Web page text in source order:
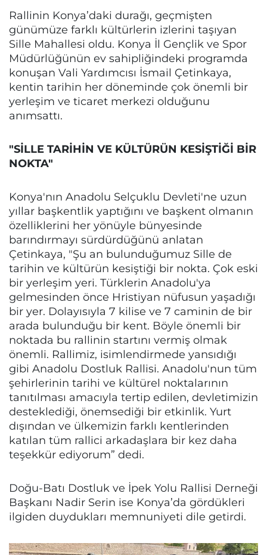
Rallinin Konya’daki durağı, geçmişten
günümüze farklı kültürlerin izlerini taşıyan
Sille Mahallesi oldu. Konya İl Gençlik ve Spor
Müdürlüğünün ev sahipliğindeki programda
konuşan Vali Yardımcısı İsmail Çetinkaya,
kentin tarihin her döneminde çok önemli bir
yerleşim ve ticaret merkezi olduğunu
anımsattı.
"SİLLE TARİHİN VE KÜLTÜRÜN KESİŞTİĞİ BİR
NOKTA"
Konya'nın Anadolu Selçuklu Devleti'ne uzun
yıllar başkentlik yaptığını ve başkent olmanın
özelliklerini her yönüyle bünyesinde
barındırmayı sürdürdüğünü anlatan
Çetinkaya, "Şu an bulunduğumuz Sille de
tarihin ve kültürün kesiştiği bir nokta. Çok eski
bir yerleşim yeri. Türklerin Anadolu'ya
gelmesinden önce Hristiyan nüfusun yaşadığı
bir yer. Dolayısıyla 7 kilise ve 7 caminin de bir
arada bulunduğu bir kent. Böyle önemli bir
noktada bu rallinin startını vermiş olmak
önemli. Rallimiz, isimlendirmede yansıdığı
gibi Anadolu Dostluk Rallisi. Anadolu'nun tüm
şehirlerinin tarihi ve kültürel noktalarının
tanıtılması amacıyla tertip edilen, devletimizin
desteklediği, önemsediği bir etkinlik. Yurt
dışından ve ülkemizin farklı kentlerinden
katılan tüm rallici arkadaşlara bir kez daha
teşekkür ediyorum” dedi.
Doğu-Batı Dostluk ve İpek Yolu Rallisi Derneği
Başkanı Nadir Serin ise Konya’da gördükleri
ilgiden duydukları memnuniyeti dile getirdi.